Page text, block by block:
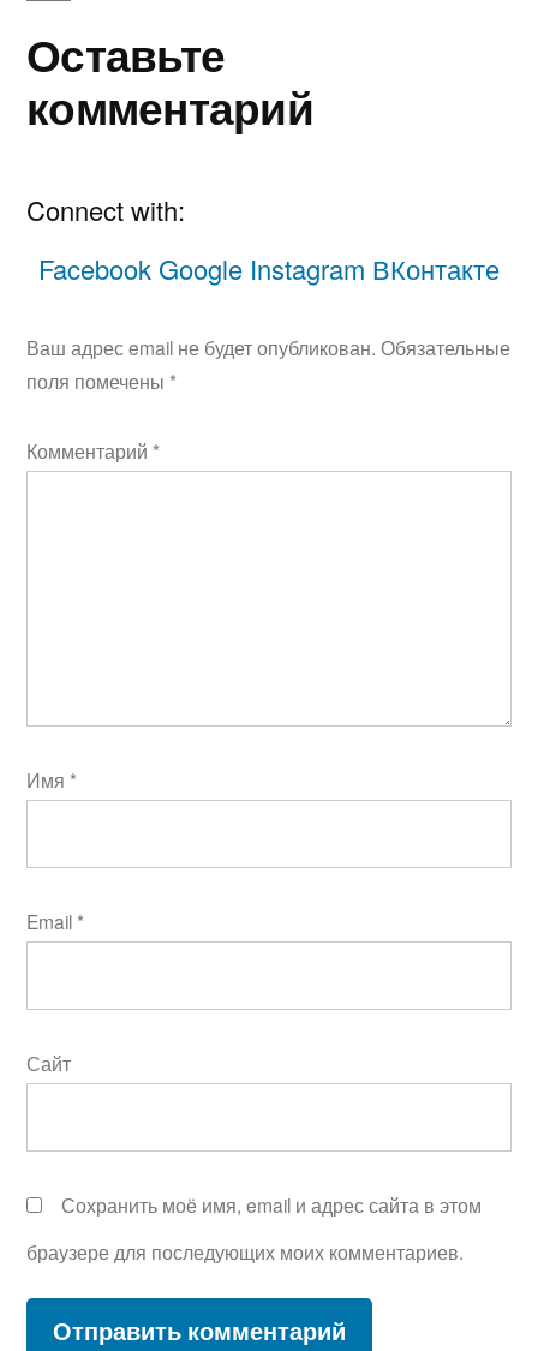
записям
Оставьте
комментарий
Connect with:
Facebook Google Instagram ВКонтакте
Ваш адрес email не будет опубликован. Обязательные
поля помечены *
Комментарий *
Имя *
Email *
Сайт
Сохранить моё имя, email и адрес сайта в этом
браузере для последующих моих комментариев.